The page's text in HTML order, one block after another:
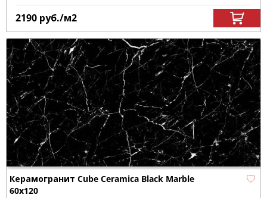
2190 руб./м2
Керамогранит Cube Ceramica Black Marble
60x120